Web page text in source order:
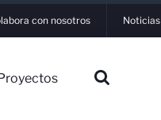
con nosotros Noticias